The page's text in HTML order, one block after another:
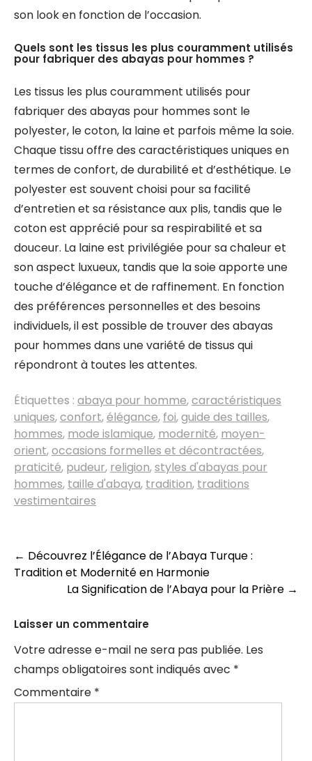
son look en fonction de l’occasion.
Quels sont les tissus les plus couramment utilisés
pour fabriquer des abayas pour hommes ?
Les tissus les plus couramment utilisés pour
fabriquer des abayas pour hommes sont le
polyester, le coton, la laine et parfois même la soie.
Chaque tissu offre des caractéristiques uniques en
termes de confort, de durabilité et d’esthétique. Le
polyester est souvent choisi pour sa facilité
d’entretien et sa résistance aux plis, tandis que le
coton est apprécié pour sa respirabilité et sa
douceur. La laine est privilégiée pour sa chaleur et
son aspect luxueux, tandis que la soie apporte une
touche d’élégance et de raffinement. En fonction
des préférences personnelles et des besoins
individuels, il est possible de trouver des abayas
pour hommes dans une variété de tissus qui
répondront à toutes les attentes.
Étiquettes : abaya pour homme,caractéristiques
uniques,confort,élégance, foi,guide des tailles,
hommes, mode islamique, modernité, moyen-
orient,occasions formelles et décontractées,
praticité, pudeur, religion,styles d'abayas pour
hommes, taille d'abaya, tradition, traditions
vestimentaires
Navigation
des
articles
← Découvrez l’Élégance de l’Abaya Turque :
Tradition et Modernité en Harmonie
La Signification de l’Abaya pour la Prière →
Laisser un commentaire
Votre adresse e-mail ne sera pas publiée. Les
champs obligatoires sont indiqués avec *
Commentaire *